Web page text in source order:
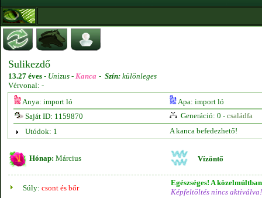
Sulikezdő
13.27 éves - Unizus - Kanca - Szín: különleges
Vérvonal: -
Anya: import ló
Apa: import ló
Saját ID: 1159870
Generáció: 0 - családfa
Utódok: 1
A kanca befedezhető!
Hónap: Március Vízöntő
Súly: csont és bőr
Egészséges! A
Képfeltöltés nincs aktiválva!